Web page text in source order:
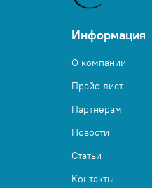
Информация
О компании
Прайс-лист
Партнерам
Новости
Статьи
Контакты